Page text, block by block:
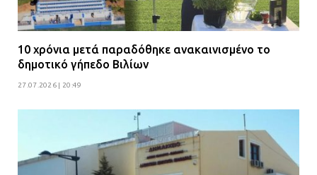
10 χρόνια μετά παραδόθηκε ανακαινισμένο το
δημοτικό γήπεδο Βιλίων
27.07.2026 | 20:49